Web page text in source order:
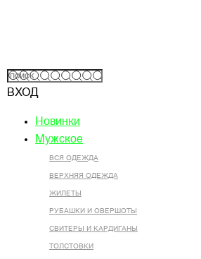
ВХОД
Новинки
Мужское
ВСЯ ОДЕЖДА
ВЕРХНЯЯ ОДЕЖДА
ЖИЛЕТЫ
РУБАШКИ И ОВЕРШОТЫ
СВИТЕРЫ И КАРДИГАНЫ
ТОЛСТОВКИ